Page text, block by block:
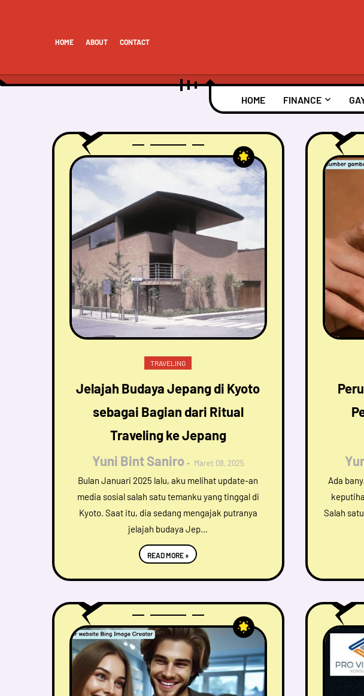
HOME ABOUT CONTACT
HOME FINANCE
TRAVELING
Jelajah Budaya Jepang di Kyoto
sebagai Bagian dari Ritual
Traveling ke Jepang
Yuni Bint Saniro
Maret 08, 2025
Bulan Januari 2025 lalu, aku melihat update-an
media sosial salah satu temanku yang tinggal di
Kyoto. Saat itu, dia sedang mengajak putranya
jelajah budaya Jep…
READ MORE »
Ada
Salah